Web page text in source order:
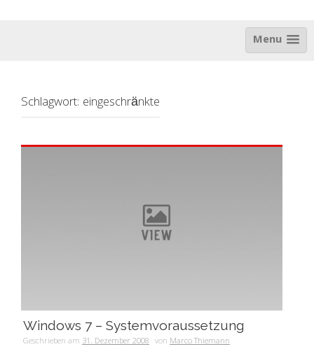
Menu
Schlagwort: eingeschränkte
Windows 7 – Systemvoraussetzung
Geschrieben am 31. Dezember 2008 von Marco Thiemann